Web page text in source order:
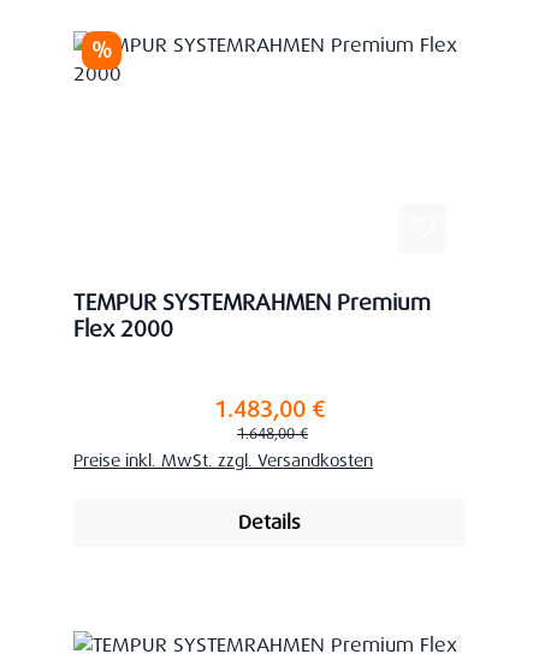
Rabatt
%
TEMPUR SYSTEMRAHMEN Premium
Flex 2000
Verkaufspreis:1.483,00 €
Regulärer Preis:
1.648,00 €
Preise inkl. MwSt. zzgl. Versandkosten
Details